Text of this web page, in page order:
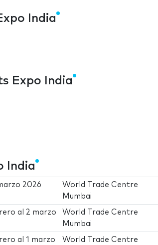
India
Expo India
India
2026
World Trade Centre
Mumbai
al 2 marzo
World Trade Centre
Mumbai
al1 marzo
World Trade Centre